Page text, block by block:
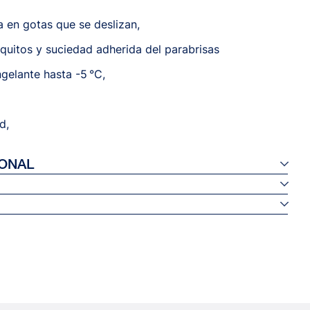
en gotas que se deslizan,
y suciedad adherida del parabrisas
hasta -5 °C,
para un rendimiento óptimo.